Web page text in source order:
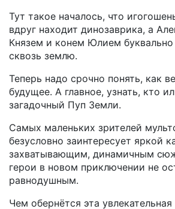
Тут такое началось, что
вдруг находит динозаврика, а
Князем и конем Юлием
сквозь землю.
Теперь надо срочно понять, как
будущее. А главное, узнать, кто
загадочный Пуп Земли.
Самых маленьких зрителей
безусловно заинтересует яркой
захватывающим, динамичным
герои в новом приключении не
равнодушным.
Чем обернётся эта